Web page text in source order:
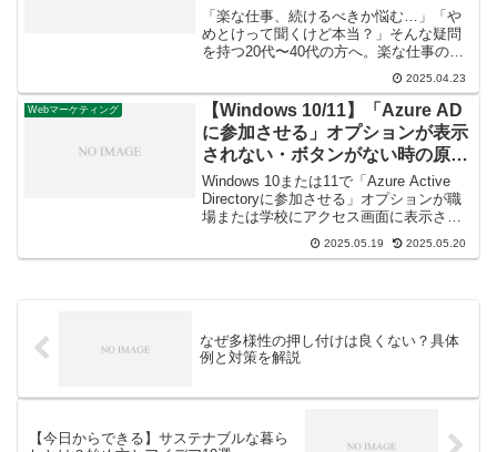
ア戦略
「楽な仕事、続けるべきか悩む…」「や
めとけって聞くけど本当？」そんな疑問
を持つ20代〜40代の方へ。楽な仕事の落
とし穴と、後悔しない「自分らしい生き
方・働き方」を見つけるための具体的な
ステップを解説します。あなたのキャリ
ア不安を解消し、充実した未来へ！
2025.04.23
Webマーケティング
【Windows 10/11】「Azure AD
に参加させる」オプションが表示
されない・ボタンがない時の原因
と解決策を徹底解説
Windows 10または11で「Azure Active
Directoryに参加させる」オプションが職
場または学校にアクセス画面に表示され
ない、ボタンがない時の原因と解決策を
探している方へ。エディション制限、オ
い、グレーアウトについても補足。表示
問題を解消して、Azure AD参加/登録を完
2025.05.19 2025.05.20
なぜ多様性の押し付けは良くない？具体
例と対策を解説
【今日からできる】サステナブルな暮ら